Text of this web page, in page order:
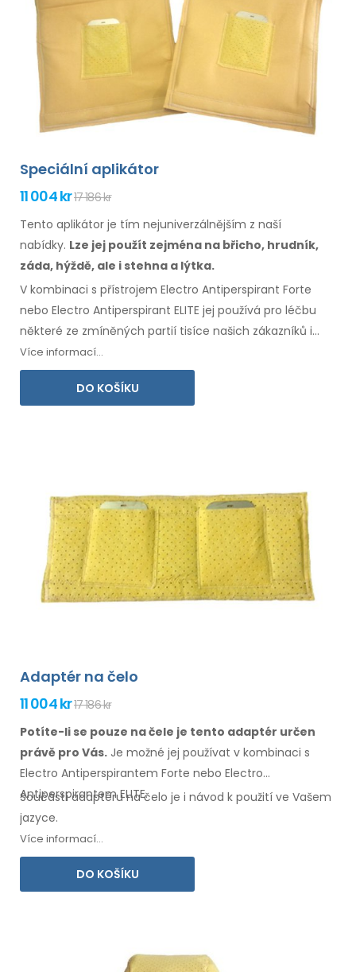
Speciální aplikátor
11 004 kr17 186 kr
Tento aplikátor je tím nejuniverzálnějším z naší
nabídky. Lze jej použít zejména na břicho, hrudník,
záda, hýždě, ale i stehna a lýtka.
V kombinaci s přístrojem Electro Antiperspirant Forte
nebo Electro Antiperspirant ELITE jej používá pro léčbu
některé ze zmíněných partií tisíce našich zákazníků i
zákaznic.Přiložen návod
Více informací...
DO KOŠÍKU
Adaptér na čelo
11 004 kr17 186 kr
Potíte-li se pouze na čele je tento adaptér určen
právě pro Vás. Je možné jej používat v kombinaci s
Electro Antiperspirantem Forte nebo Electro
Antiperspirantem ELITE.
Součástí adaptéruna čelo je i návod k použití ve Vašem
jazyce.
Více informací...
DO KOŠÍKU